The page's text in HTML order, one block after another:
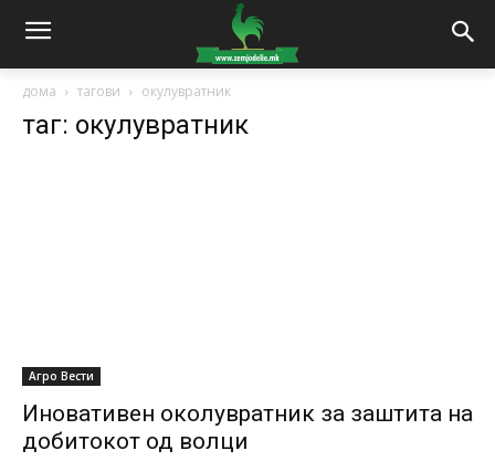
дома тагови окулувратник
таг: окулувратник
Агро Вести
Иновативен околувратник за заштита на
добитокот од волци